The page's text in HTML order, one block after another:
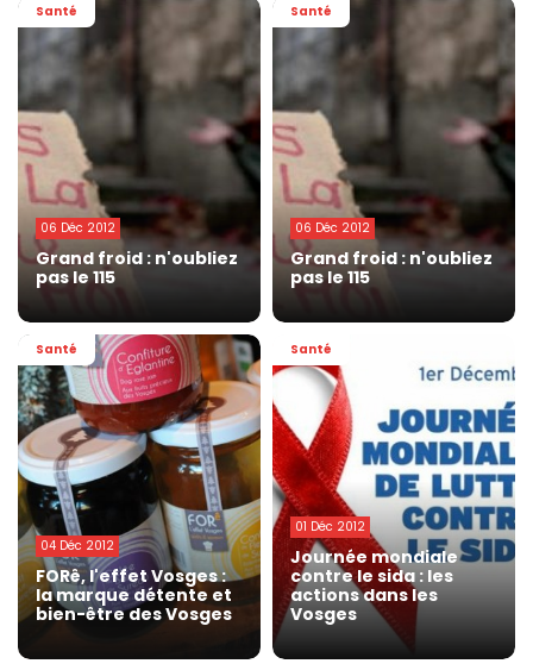
Santé
06 Déc 2012
Grand froid : n'oubliez
pas le 115
Santé
06 Déc 2012
Grand froid : n'oubliez
pas le 115
Santé
04 Déc 2012
FORê, l'effet Vosges :
la marque détente et
bien-être des Vosges
Santé
01 Déc 2012
Journée mondiale
contre le sida : les
actions dans les
Vosges